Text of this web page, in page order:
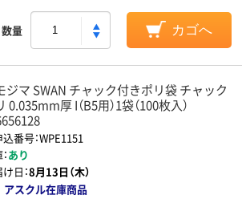
数量 カゴへ
ジマ SWAN チャック付きポリ袋 チャック
0.035mm厚 I（B5用）1袋（100枚入）
番号：WPE1151
あり
日：8月13日（木）
アスクル在庫商品